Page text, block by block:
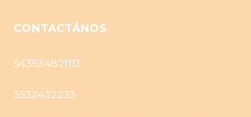
CONTACTÁNOS
543534821113
3532432233